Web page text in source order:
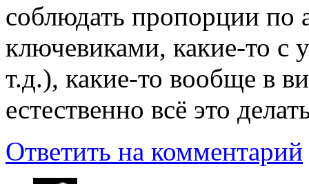
соблюдать пропорции по
ключевиками, какие-то с
т.д.), какие-то вообще в
естественно всё это
Ответить на комментарий